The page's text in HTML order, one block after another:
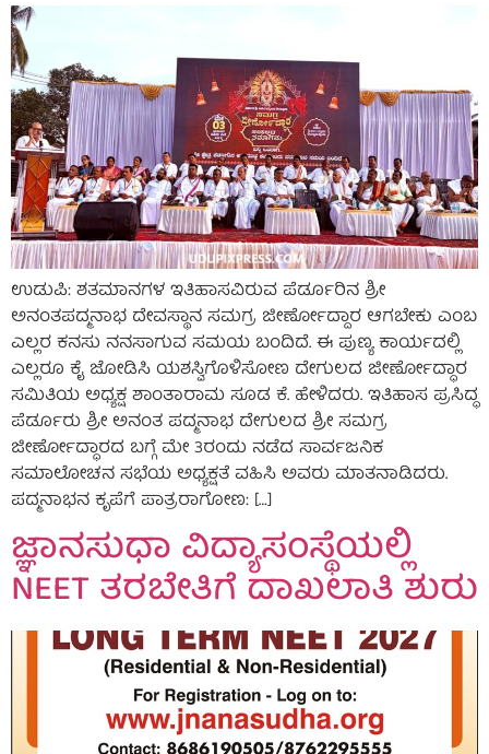
ಉಡುಪಿ: ಶತಮಾನಗಳ ಇತಿಹಾಸವಿರುವ ಪೆರ್ಡೂರಿನ ಶ್ರೀ
ಅನಂತಪದ್ಮನಾಭ ದೇವಸ್ಥಾನ ಸಮಗ್ರ ಜೀರ್ಣೋದ್ದಾರ ಆಗಬೇಕು ಎಂಬ
ಎಲ್ಲರ ಕನಸು ನನಸಾಗುವ ಸಮಯ ಬಂದಿದೆ. ಈ ಪುಣ್ಯ ಕಾರ್ಯದಲ್ಲಿ
ಎಲ್ಲರೂ ಕೈ ಜೋಡಿಸಿ ಯಶಸ್ವಿಗೊಳಿಸೋಣ ದೇಗುಲದ ಜೀರ್ಣೋದ್ಧಾರ
ಸಮಿತಿಯ ಅಧ್ಯಕ್ಷ ಶಾಂತಾರಾಮ ಸೂಡ ಕೆ. ಹೇಳಿದರು. ಇತಿಹಾಸ ಪ್ರಸಿದ್ಧ
ಪೆರ್ಡೂರು ಶ್ರೀ ಅನಂತ ಪದ್ಮನಾಭ ದೇಗುಲದ ಶ್ರೀ ಸಮಗ್ರ
ಜೀರ್ಣೋದ್ಧಾರದ ಬಗ್ಗೆ ಮೇ 3ರಂದು ನಡೆದ ಸಾರ್ವಜನಿಕ
ಸಮಾಲೋಚನ ಸಭೆಯ ಅಧ್ಯಕ್ಷತೆ ವಹಿಸಿ ಅವರು ಮಾತನಾಡಿದರು.
ಪದ್ಮನಾಭನ ಕೃಪೆಗೆ ಪಾತ್ರರಾಗೋಣ: […]
ಜ್ಞಾನಸುಧಾ ವಿದ್ಯಾಸಂಸ್ಥೆಯಲ್ಲಿ
NEET ತರಬೇತಿಗೆ ದಾಖಲಾತಿ ಶುರು